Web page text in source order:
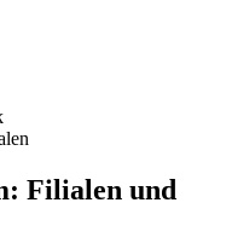
Filialen und